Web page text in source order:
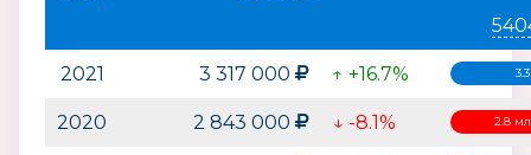
2021 3 317 000 ↑ +16.7%
2020 2 843 000 ↓ -8.1% 2.8